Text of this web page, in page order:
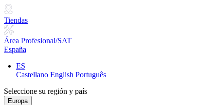
Tiendas
Área Profesional/SAT
España
ES
Castellano English Português
Seleccione su región y país
Europa